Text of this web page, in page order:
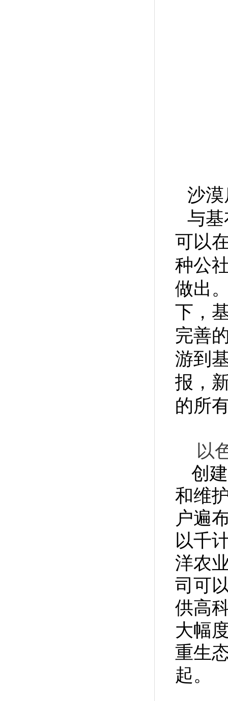
沙漠
与
可以
种公
做出
下，
完善
游到
报，
的所
以
创
和维
户遍
以千
洋农
司可
供高
大幅
重生
起。